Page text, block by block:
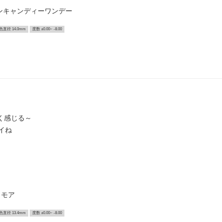
キャンディーワンデー
直径 14.0mm 度数 ±0.00~ -8.00
感じる～
ね
ア
直径 13.4mm 度数 ±0.00~ -8.00